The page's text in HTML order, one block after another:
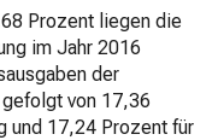
Prozent liegen die
im Jahr 2016
der
von 17,36
und 17,24 Prozent für